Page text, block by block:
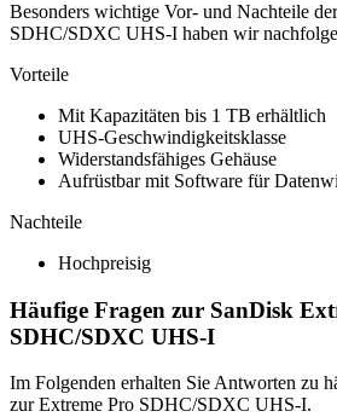
Besonders wichtige Vor- und Nachteile
SDHC/SDXC UHS-I haben wir
Vorteile
Mit Kapazitäten bis 1 TB erhältlich
UHS-Geschwindigkeitsklasse
Widerstandsfähiges Gehäuse
Aufrüstbar mit Software für
Nachteile
Hochpreisig
Häufige Fragen zur SanDisk
SDHC/SDXC UHS-I
Im Folgenden erhalten Sie Antworten zu
zur Extreme Pro SDHC/SDXC UHS-I.